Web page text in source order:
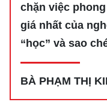
chặn việc
giá nhất của
“học” và sao
BÀ PHẠM THỊ